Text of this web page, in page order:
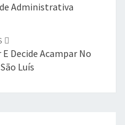
Administrativa
Decide Acampar No
Luís